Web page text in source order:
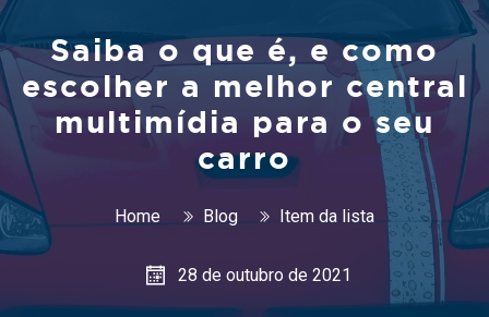
Saiba o que é, e como
escolher a melhor central
multimídia para o seu
carro
Home Blog Item da lista
28 de outubro de 2021